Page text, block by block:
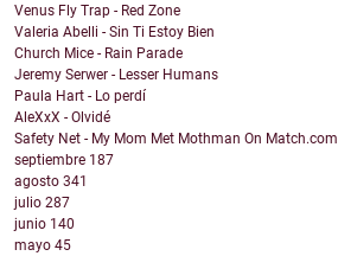
Venus Fly Trap - Red Zone
Valeria Abelli - Sin Ti Estoy Bien
Church Mice - Rain Parade
Jeremy Serwer - Lesser Humans
Paula Hart - Lo perdí
AleXxX - Olvidé
Safety Net - My Mom Met Mothman On Match.com
septiembre 187
agosto 341
julio 287
junio 140
mayo 45